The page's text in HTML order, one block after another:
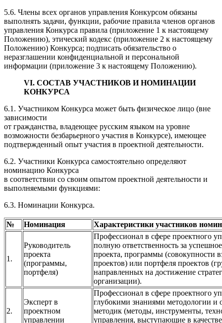
5.6. Члены всех органов управления Конкурсом обязаны
выполнять задачи, функции, рабочие правила членов органов
управления Конкурса правила (приложение 1 к настоящему
Положению), этический кодекс (приложение 2 к настоящему
Положению) Конкурса; подписать обязательство о
неразглашении конфиденциальной и персональной
информации (приложение 3 к настоящему Положению).
VI. СОСТАВ УЧАСТНИКОВ И НОМИНАЦИИ
КОНКУРСА
6.1. Участником Конкурса может быть физическое лицо (вне
зависимости
от гражданства, владеющее русским языком на уровне
возможности безбарьерного участия в Конкурсе), имеющее
подтвержденный опыт участия в проектной деятельности.
6.2. Участники Конкурса самостоятельно определяют
номинацию Конкурса
в соответствии со своим опытом проектной деятельности и
выполняемыми функциями:
6.3. Номинации Конкурса.
№ Номинация Характеристики участников
1.
Руководитель
проекта
(программы,
портфеля)
Профессионал в сфере проектного
полную ответственность за
проекта, программы (совокупности
проектов) или портфеля проектов
направленных на достижение
организации).
2.
Эксперт в
проектном
управлении
Профессионал в сфере проектного
глубокими знаниями методологии
методик (методы, инструменты,
управления, выступающие в